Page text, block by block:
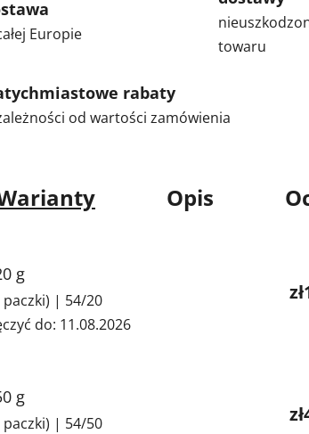
Europie
towaru
rabaty
od wartości zamówienia
Opis
g
paczki) | 54/20
do: 11.08.2026
g
paczki) | 54/50